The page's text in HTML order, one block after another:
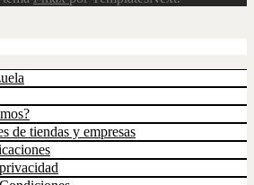
de tiendas y empresas